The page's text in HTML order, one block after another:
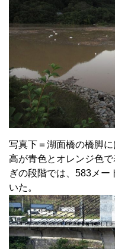
写真下＝湖面橋の橋脚
高が青色とオレンジ色
ぎの段階では、583メー
いた。